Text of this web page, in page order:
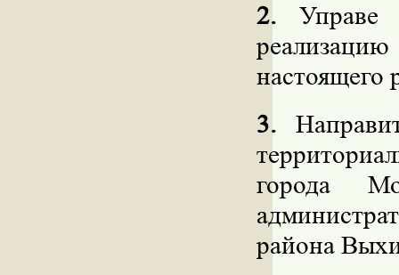
2. Управе
настоящего
3.
города
района